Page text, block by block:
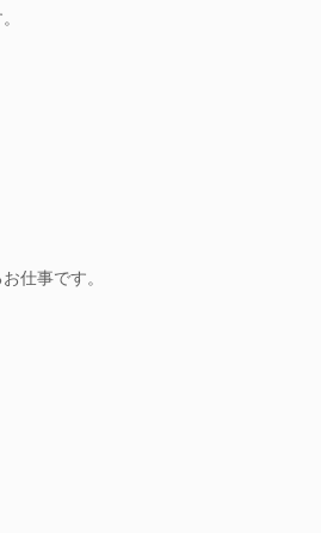
仕事です。